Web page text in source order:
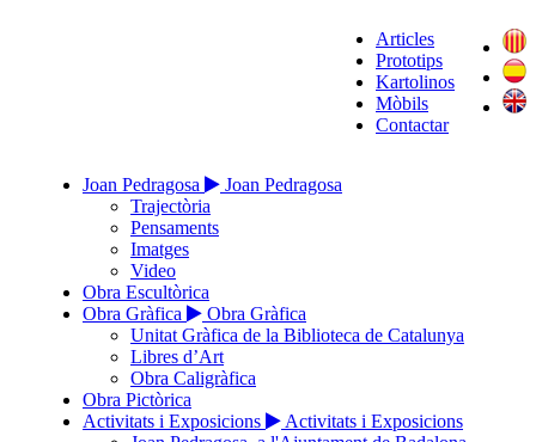
Articles
Prototips
Kartolinos
Mòbils
Contactar
Joan Pedragosa
Joan Pedragosa
Trajectòria
Pensaments
Imatges
Video
Obra Escultòrica
Obra Gràfica
Obra Gràfica
Unitat Gràfica de la Biblioteca de Catalunya
Libres d’Art
Obra Caligràfica
Obra Pictòrica
Activitats i Exposicions
Activitats i Exposicions